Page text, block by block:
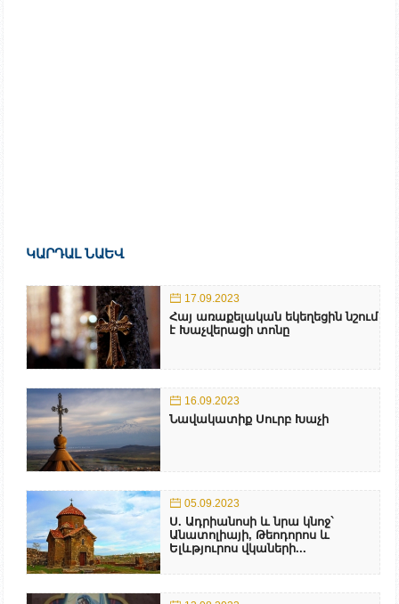
ԿԱՐԴԱԼ ՆԱԵՎ
17.09.2023
Հայ առաքելական եկեղեցին նշում
է Խաչվերացի տոնը
16.09.2023
Նավակատիք Սուրբ Խաչի
05.09.2023
Ս. Ադրիանոսի և նրա կնոջ`
Անատոլիայի, Թեոդորոս և
Ելևթյուրոս վկաների...